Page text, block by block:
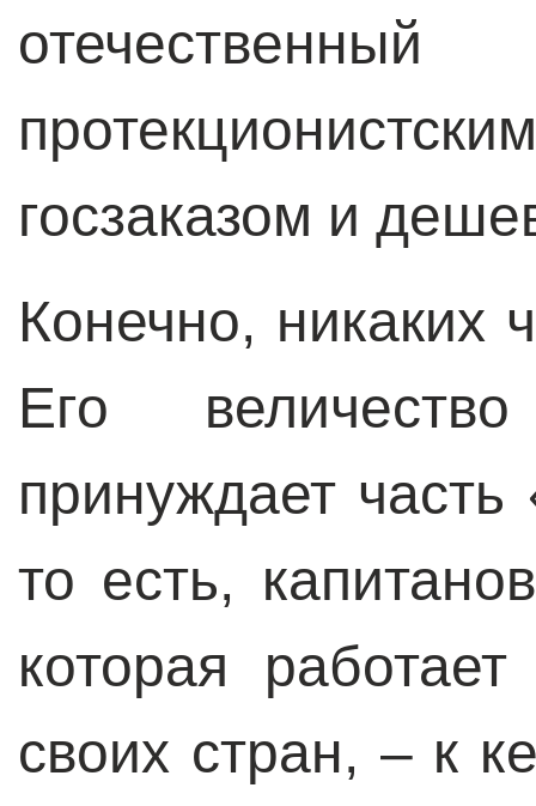
госзаказом и
Конечно, никаких
Его
принуждает часть
то есть,
которая
своих стран, – к